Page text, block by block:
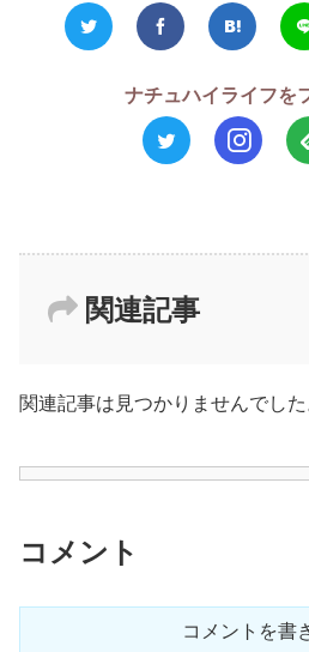
ナチュハイライフを
関連記事
関連記事は見つかりませんでした
コメント
コメントを書